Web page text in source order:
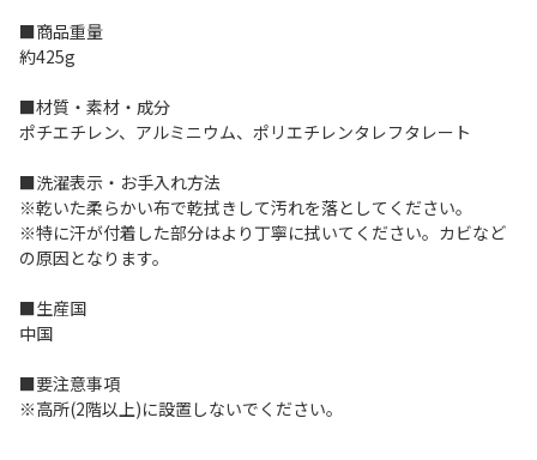
■商品重量
約425g
■材質・素材・成分
ポチエチレン、アルミニウム、ポリエチレンタレフタレート
■洗濯表示・お手入れ方法
※乾いた柔らかい布で乾拭きして汚れを落としてください。
※特に汗が付着した部分はより丁寧に拭いてください。カビなど
の原因となります。
■生産国
中国
■要注意事項
※高所(2階以上)に設置しないでください。